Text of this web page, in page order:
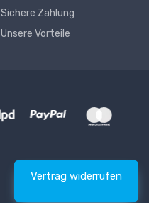
Sichere Zahlung
Unsere Vorteile
Vertrag widerrufen